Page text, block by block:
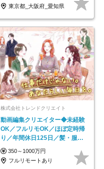
東京都_大阪府_愛知県
株式会社トレンドクリエイト
動画編集クリエイター◆未経験
OK／フルリモOK／ほぼ定時帰
り／年間休日125日／髪・服・
ネイル自由／副業OK
350～1000万円
フルリモートあり